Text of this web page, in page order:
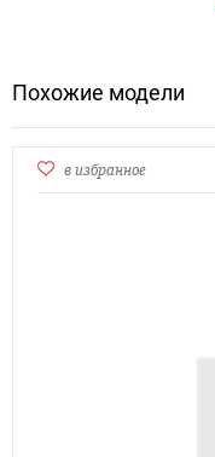
Похожие модели
в избранное